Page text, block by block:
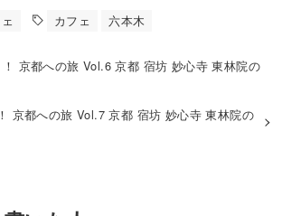
カフェ 六本木
京都への旅 Vol.6 京都 宿坊 妙心寺 東林院の
京都への旅 Vol.7 京都 宿坊 妙心寺 東林院の